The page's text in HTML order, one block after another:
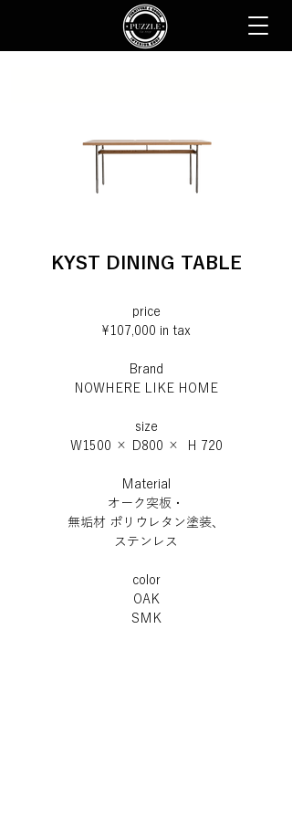
KYST DINING TABLE
price
¥107,000 in tax
Brand
NOWHERE LIKE HOME
size
W1500 × D800 × H 720
Material
オーク突板・
無垢材 ポリウレタン塗装、
ステンレス
color
OAK
SMK